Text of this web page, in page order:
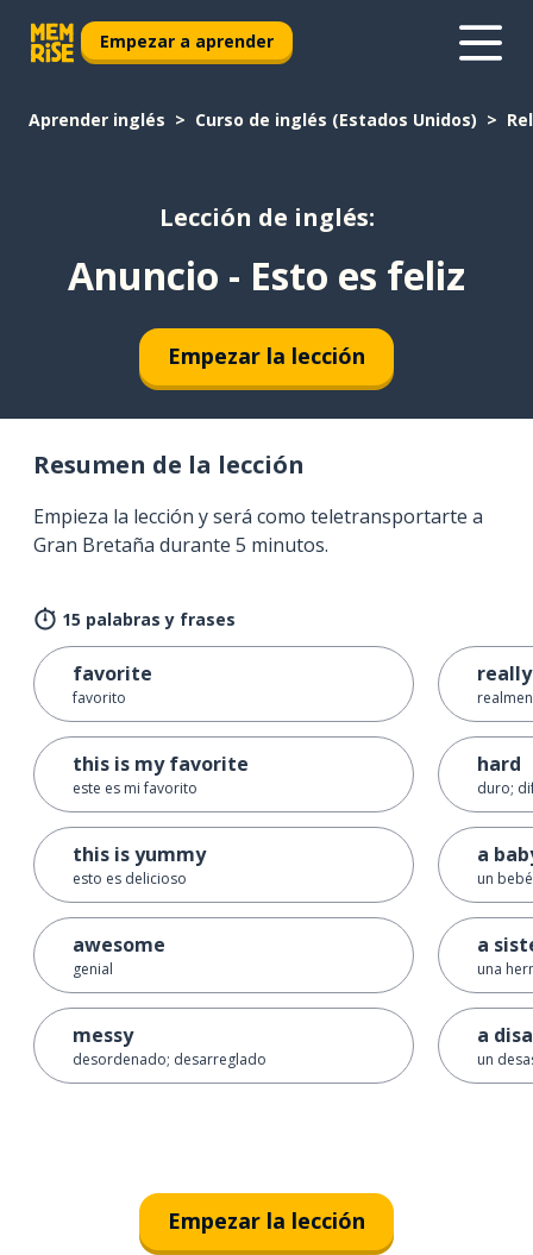
Empezar a aprender
Aprender inglés Curso de inglés (Estados Unidos)
Lección de inglés:
Anuncio - Esto es feliz
Empezar la lección
Resumen de la lección
Empieza la lección y será como teletransportarte a
Gran Bretaña durante 5 minutos.
15 palabras y frases
favorite
favorito
this is my favorite
este es mi favorito
this is yummy
esto es delicioso
awesome
genial
messy
desordenado; desarreglado
really
hard
duro;
a
un bebé
a
una
a
un
Empezar la lección